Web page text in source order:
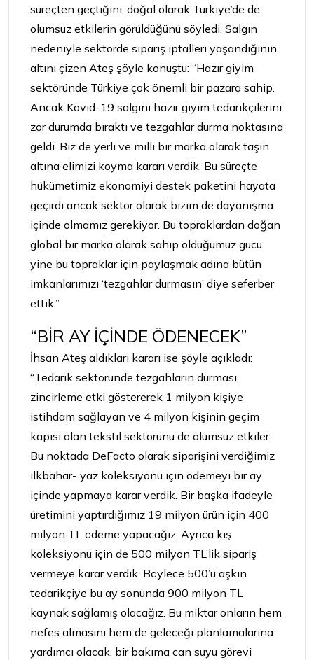
süreçten geçtiğini, doğal olarak Türkiye’de de
olumsuz etkilerin görüldüğünü söyledi. Salgın
nedeniyle sektörde sipariş iptalleri yaşandığının
altını çizen Ateş şöyle konuştu: “Hazır giyim
sektöründe Türkiye çok önemli bir pazara sahip.
Ancak Kovid-19 salgını hazır giyim tedarikçilerini
zor durumda bıraktı ve tezgahlar durma noktasına
geldi. Biz de yerli ve milli bir marka olarak taşın
altına elimizi koyma kararı verdik. Bu süreçte
hükümetimiz ekonomiyi destek paketini hayata
geçirdi ancak sektör olarak bizim de dayanışma
içinde olmamız gerekiyor. Bu topraklardan doğan
global bir marka olarak sahip olduğumuz gücü
yine bu topraklar için paylaşmak adına bütün
imkanlarımızı ‘tezgahlar durmasın’ diye seferber
ettik.”
“BİR AY İÇİNDE ÖDENECEK”
İhsan Ateş aldıkları kararı ise şöyle açıkladı:
“Tedarik sektöründe tezgahların durması,
zincirleme etki göstererek 1 milyon kişiye
istihdam sağlayan ve 4 milyon kişinin geçim
kapısı olan tekstil sektörünü de olumsuz etkiler.
Bu noktada DeFacto olarak siparişini verdiğimiz
ilkbahar- yaz koleksiyonu için ödemeyi bir ay
içinde yapmaya karar verdik. Bir başka ifadeyle
üretimini yaptırdığımız 19 milyon ürün için 400
milyon TL ödeme yapacağız. Ayrıca kış
koleksiyonu için de 500 milyon TL’lik sipariş
vermeye karar verdik. Böylece 500’ü aşkın
tedarikçiye bu ay sonunda 900 milyon TL
kaynak sağlamış olacağız. Bu miktar onların hem
nefes almasını hem de geleceği planlamalarına
yardımcı olacak, bir bakıma can suyu görevi